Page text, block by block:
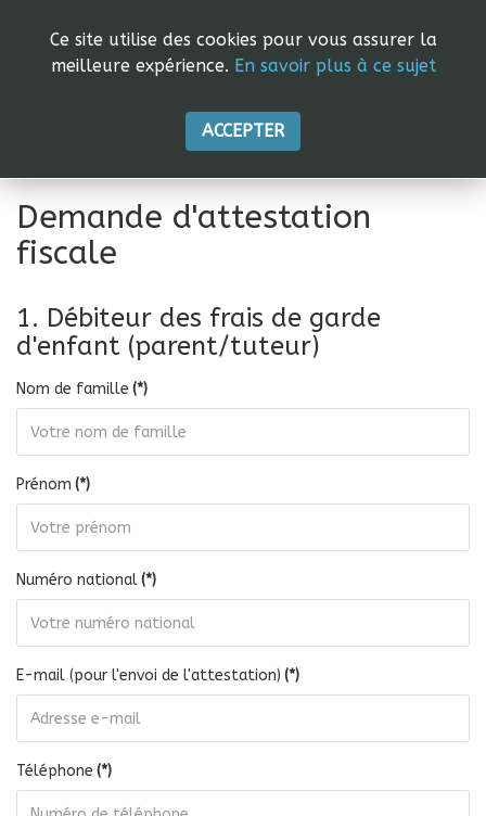
Demande d'attestation
fiscale
1. Débiteur des frais de garde
d'enfant (parent/tuteur)
Nom de famille (*)
Prénom (*)
Numéro national(*)
E-mail (pour l'envoi de l'attestation) (*)
Téléphone (*)
Ce site utilise des cookies pour vous assurer la
meilleure expérience. En savoir plus à ce sujet
ACCEPTER